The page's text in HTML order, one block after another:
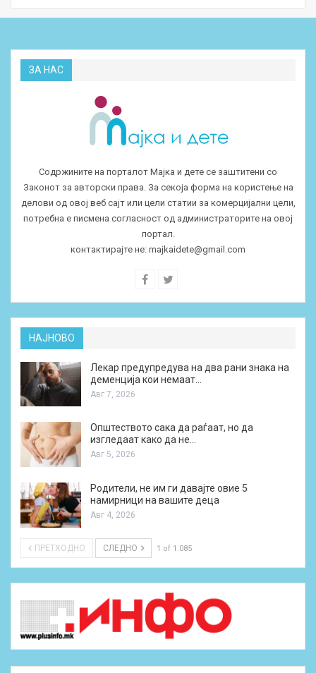
ЗА НАС
Содржините на порталот Мајка и дете се заштитени со
Законот за авторски права. За секоја форма на користење на
делови од овој веб сајт или цели статии за комерцијални цели,
потребна е писмена согласност од администраторите на овој
портал.
контактирајте не: majkaidete@gmail.com
НАЈНОВО
Лекар предупредува на два рани знака на
деменција кои немаат…
Авг 7, 2026
Општеството сака да раѓаат, но да
изгледаат како да не…
Авг 5, 2026
Родители, не им ги давајте овие 5
намирници на вашите деца
Авг 4, 2026
ПРЕТХОДНО СЛЕДНО 1 of 1.085